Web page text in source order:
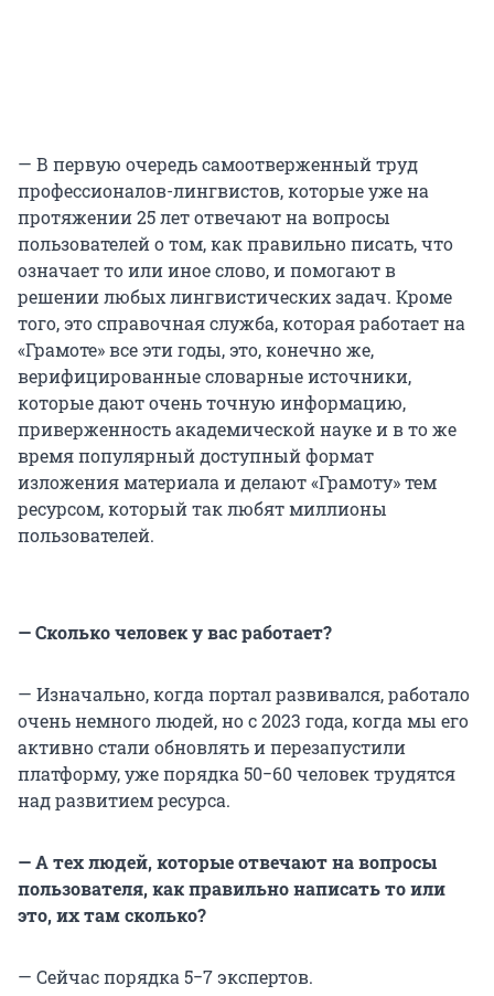
— В первую очередь самоотверженный труд
профессионалов-лингвистов, которые уже на
протяжении 25 лет отвечают на вопросы
пользователей о том, как правильно писать, что
означает то или иное слово, и помогают в
решении любых лингвистических задач. Кроме
того, это справочная служба, которая работает на
«Грамоте» все эти годы, это, конечно же,
верифицированные словарные источники,
которые дают очень точную информацию,
приверженность академической науке и в то же
время популярный доступный формат
изложения материала и делают «Грамоту» тем
ресурсом, который так любят миллионы
пользователей.
— Сколько человек у вас работает?
— Изначально, когда портал развивался, работало
очень немного людей, но с 2023 года, когда мы его
активно стали обновлять и перезапустили
платформу, уже порядка 50−60 человек трудятся
над развитием ресурса.
— А тех людей, которые отвечают на вопросы
пользователя, как правильно написать то или
это, их там сколько?
— Сейчас порядка 5−7 экспертов.